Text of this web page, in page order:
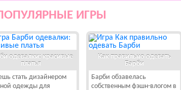
ИГРЫ
одевалки: красивые
платья
стать дизайнером
одежды для
Как правильно одевать
Барби
Барби обзавелась
собственным фэшн-влогом в